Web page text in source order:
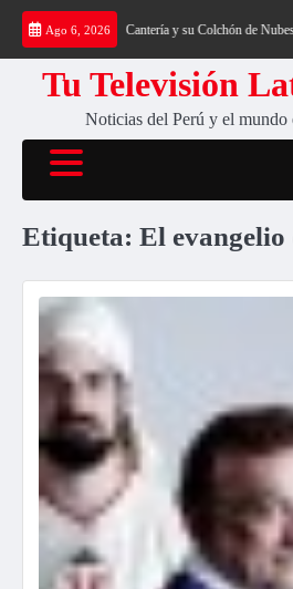
Saltar
contenido
Ago 6, 2026
Trekking al Cerro Cantería y su Colchón de Nubes
Tu Televisión
Noticias del Perú y el
Etiqueta: El evangelio